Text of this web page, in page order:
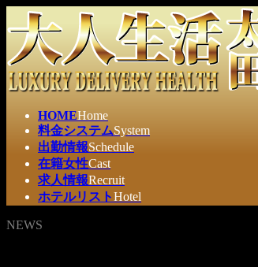
ン
ン
ツ
へ
ビ
ー
シ
ョ
HOMEHome
料金システムSystem
出勤情報Schedule
在籍女性Cast
求人情報Recruit
ホテルリストHotel
NEWS